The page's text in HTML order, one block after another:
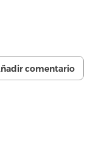
comentario